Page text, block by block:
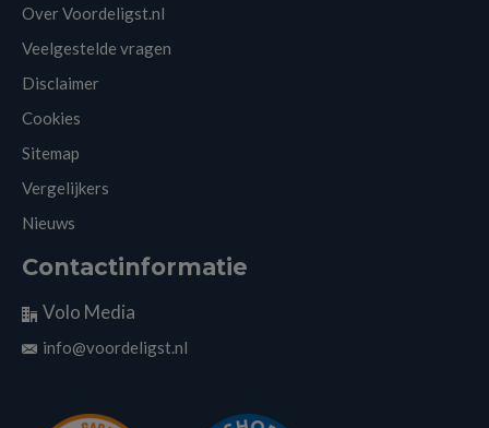
Over Voordeligst.nl
Veelgestelde vragen
Disclaimer
Cookies
Sitemap
Vergelijkers
Nieuws
Contactinformatie
Volo Media
info@voordeligst.nl